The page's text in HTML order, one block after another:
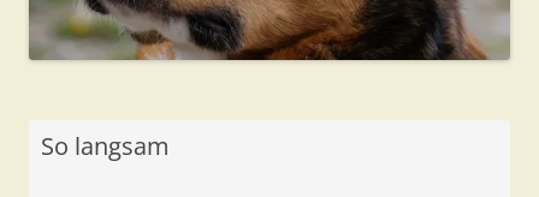
So langsam